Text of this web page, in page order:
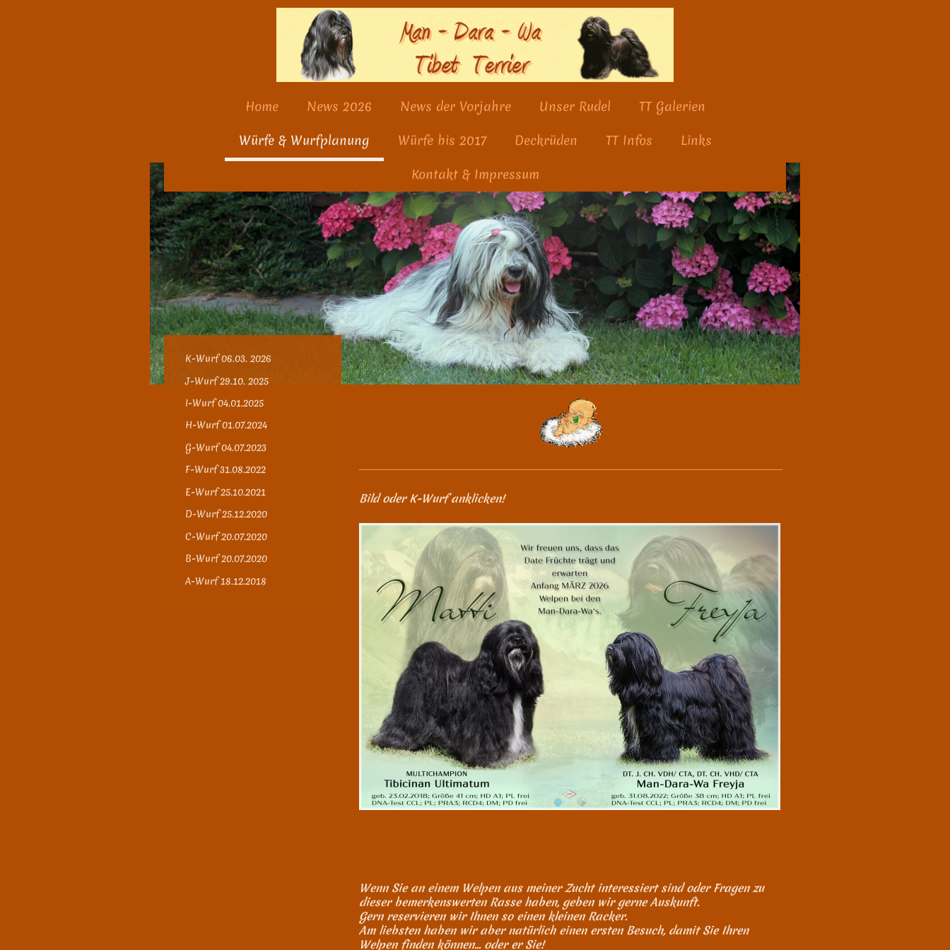
Home News 2026 News der Vorjahre Unser Rudel
TT Galerien
Würfe & Wurfplanung
Würfe bis 2017 Deckrüden TT Infos
Links
Kontakt & Impressum
Bild oder K-Wurf anklicken!
Wenn Sie an einem Welpen aus meiner Zucht interessiert sind oder Fragen zu
dieser bemerkenswerten Rasse haben, geben wir gerne Auskunft.
Gern reservieren wir Ihnen so einen kleinen Racker.
Am liebsten haben wir aber natürlich einen ersten Besuch, damit Sie Ihren
Welpen finden können... oder er Sie!
K-Wurf 06.03. 2026
J-Wurf 29.10. 2025
I-Wurf 04.01.2025
H-Wurf 01.07.2024
G-Wurf 04.07.2023
F-Wurf 31.08.2022
E-Wurf 25.10.2021
D-Wurf 25.12.2020
C-Wurf 20.07.2020
B-Wurf 20.07.2020
A-Wurf 18.12.2018